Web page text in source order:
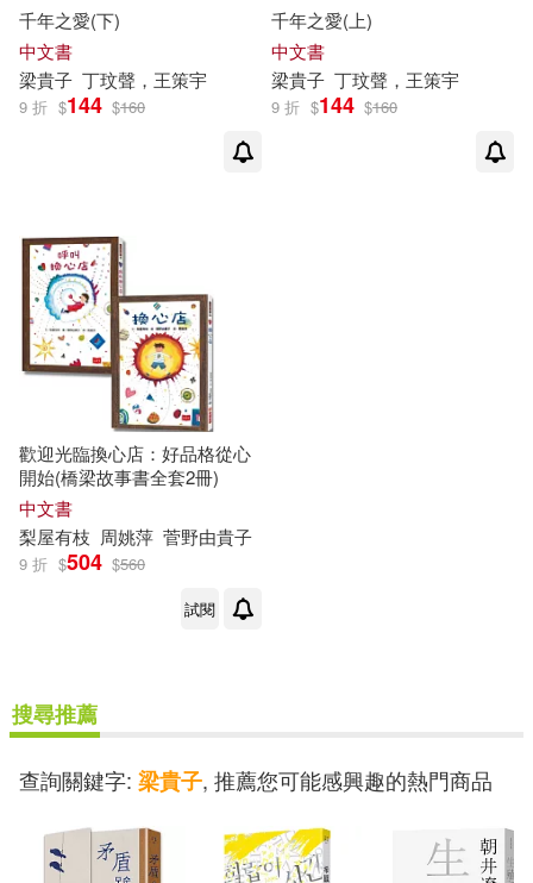
價格
範圍
千年之愛(下)
中文書
梁貴子 丁玟聲，王策宇
9 折 $144 $160
千年之愛(上)
中文書
梁貴子 丁玟聲，王策宇
9 折 $144 $160
歡迎光臨換心店：好品格從心
開始(橋梁故事書全套2冊)
中文書
梨屋有枝 周姚萍 菅野由貴子
9 折 $504 $560
試閱
搜尋推薦
查詢關鍵字: 梁貴子, 推薦您可能感興趣的熱門商品